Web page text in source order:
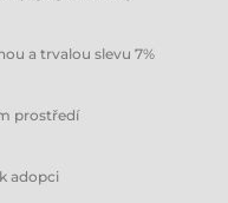
a trvalou slevu 7%
prostředí
adopci